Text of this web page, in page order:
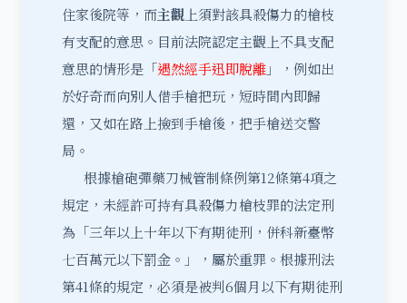
住家後院等，而主觀 上須對該具殺傷力的槍枝
有支配的意思。目前法院認定主觀上不具支配
意思的情形是「遇然經手迅即脫離」，例如出
於好奇而向別人借手槍把玩，短時間內即歸
還，又如在路上撿到手槍後，把手槍送交警
局。
根據槍砲彈藥刀械管制條例第12條第4項之
規定，未經許可持有具殺傷力槍枝罪的法定刑
為「三年以上十年以下有期徒刑，併科新臺幣
七百萬元以下罰金。」，屬於重罪。根據刑法
第41條的規定，必須是被判6個月以下有期徒刑